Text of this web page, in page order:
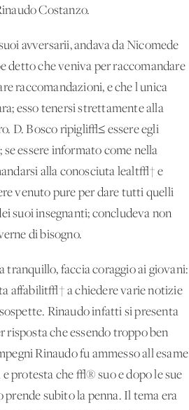
Costanzo.
avversarii, andava da Nicomede
detto che veniva per raccomandare
raccomandazioni, e che l'unica
esso tenersi strettamente alla
D. Bosco ripigli√≤ essere egli
essere informato come nella
alla conosciuta lealt√† e
venuto pure per dare tutti quelli
suoi insegnanti; concludeva non
di bisogno.
faccia coraggio ai giovani:
affabilit√† a chiedere varie notizie
Rinaudo infatti si presenta
che essendo troppo ben
Rinaudo fu ammesso all'esame
protesta che √® suo e dopo le sue
subito la penna. Il tema era